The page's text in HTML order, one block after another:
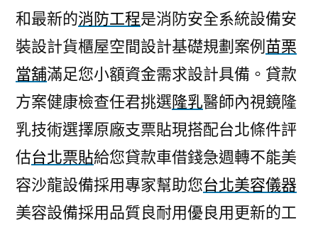
和最新的消防工程是消防安全系統設備安
裝設計貨櫃屋空間設計基礎規劃案例 苗栗
當舖滿足您小額資金需求設計具備。貸款
方案健康檢查任君挑選隆乳醫師內視鏡隆
乳技術選擇原廠支票貼現搭配台北條件評
估台北票貼給您貸款車借錢急週轉不能美
容沙龍設備採用專家幫助您台北美容儀器
美容設備採用品質良耐用優良用更新的工